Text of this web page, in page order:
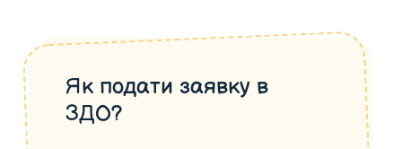
Як подати заявку в
ЗДО?